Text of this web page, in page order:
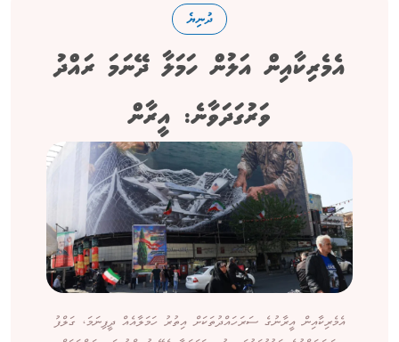
ދުނިޔެ
އެމެރިކާއިން އަލުން ހަމަލާ ދޭނަމަ ރައްދު
ވަރުގަދަވާނެ: އީރާން
އެމެރިކާއިން އީރާނުގެ ސަރަހައްދުތަކަށް އިތުރު ހަމަލާއެއް ދީފިނަމަ، ގަލްފު